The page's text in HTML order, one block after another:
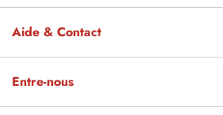
Aide & Contact
Entre-nous